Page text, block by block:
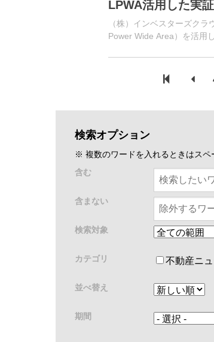
LPWA活用した実
（株）インベスターズク
Power Wide Area）を活用
検索オプション
※ 複数のワードを入れるときはスペ
含む
含まない
検索対象
カテゴリ 不動産ニ
並べ替え
期間